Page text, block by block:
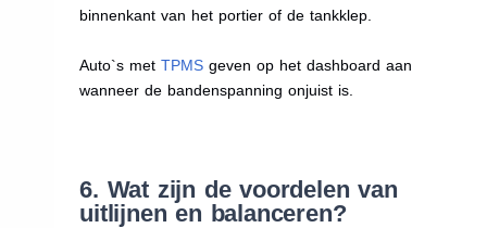
binnenkant van het portier of de tankklep.
Auto`s metTPMS geven op het dashboard aan
wanneer de bandenspanning onjuist is.
6. Wat zijn de voordelen van
uitlijnen en balanceren?